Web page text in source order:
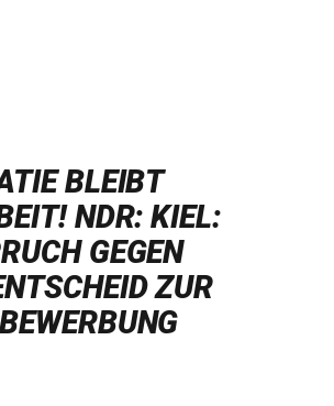
BLEIBT
NDR: KIEL:
GEGEN
ZUR